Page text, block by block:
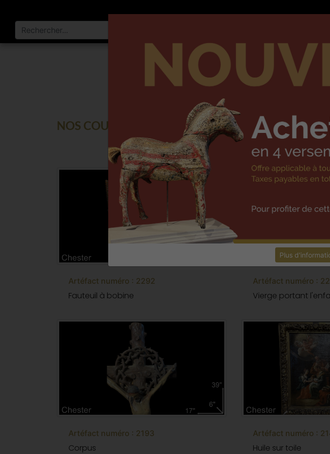
Plus
DENIS
INTÉGRER UN
NOS COUSINS (EUROPÉEN)
Artéfact numéro : 2292
Fauteuil à bobine
VENDU
Artéfact numéro :
Vierge portant
Artéfact numéro : 2193
Corpus
Artéfact numéro :
Huile sur toile